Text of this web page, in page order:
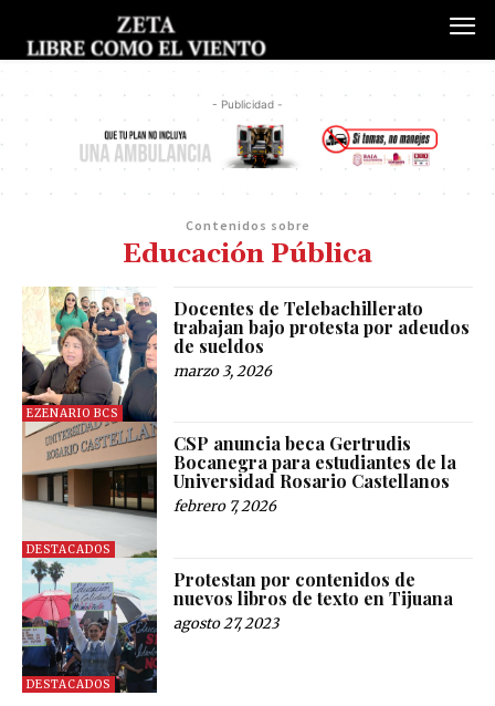
- Publicidad -
Contenidos sobre
Educación Pública
EZENARIO BCS
Docentes de Telebachillerato
trabajan bajo protesta por adeudos
de sueldos
marzo 3, 2026
DESTACADOS
CSP anuncia beca Gertrudis
Bocanegra para estudiantes de la
Universidad Rosario Castellanos
febrero 7, 2026
DESTACADOS
Protestan por contenidos de
nuevos libros de texto en Tijuana
agosto 27, 2023